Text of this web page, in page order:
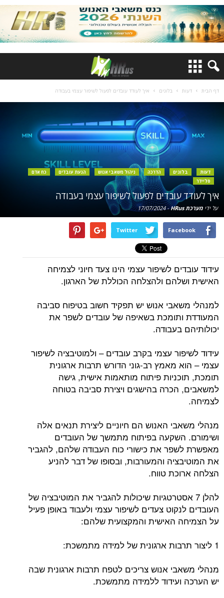
דף הבית דעות בלוגים איך לעודד עובדים לפעול לשיפור עצמי בעבודה
דעות בלוגים הדרכה ניהול משאבי אנוש הנעת עובדים
כח אדם
סליידר
איך לעודד עובדים לפעול לשיפור עצמי בעבודה
על ידי מערכת HRus -
17/07/2024
Facebook
Twitter
עידוד עובדים לשיפור עצמי הינו צעד חיוני לצמיחה
האישית ושלהם ולהצלחה הכוללת של הארגון.
למנהלי משאבי אנוש יש תפקיד חשוב בטיפוח סביבה
המעודדת ותומכת בשאיפה של עובדים לשפר את
יכולותיהם בעבודה.
עידוד לשיפור עצמי בקרב עובדים – ולמוטיבציה לשיפור
עצמי – הוא מאמץ רב-גוני הדורש תרבות ארגונית
תומכת, תוכניות פיתוח מותאמות אישית, גישה
למשאבים, הכרה בהישגים ויצירת סביבה בטוחה
לצמיחה.
מנהלי משאבי האנוש הם חיוניים ליצירת תנאים אלה
ושימורם. השקעה בפיתוח מתמשך של העובדים
מאפשרת לשפר את כישורי כוח העבודה שלהם, להגביר
את המוטיבציה והמעורבות, ובסופו של דבר להניע
הצלחה ארוכת טווח.
להלן 7 אסטרטגיות שיכולות להגביר את המוטיבציה של
העובדים לנקוט צעדים לשיפור עצמי ולעבוד באופן פעיל
על הצמיחה האישית והמקצועית שלהם:
1 ליצור תרבות ארגונית של למידה מתמשכת:
מנהלי משאבי אנוש צריכים לטפח תרבות ארגונית שבה
יש הערכה ועידוד ללמידה מתמשכת.